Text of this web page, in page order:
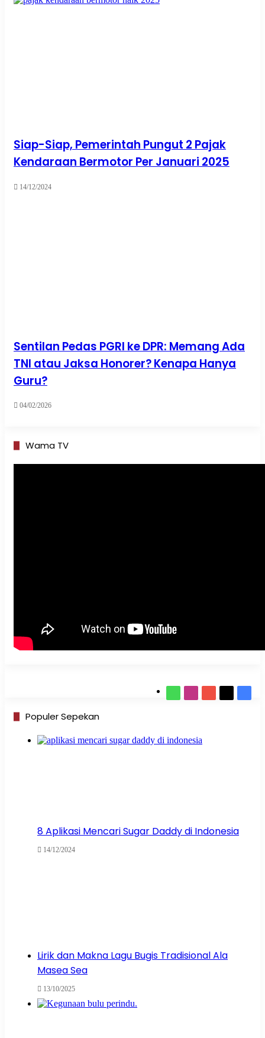
Siap-Siap, Pemerintah Pungut 2 Pajak
Kendaraan Bermotor Per Januari 2025
14/12/2024
Sentilan Pedas PGRI ke DPR: Memang Ada
TNI atau Jaksa Honorer? Kenapa Hanya
Guru?
04/02/2026
Wama TV
Populer Sepekan
8 Aplikasi Mencari Sugar Daddy di Indonesia
14/12/2024
Lirik dan Makna Lagu Bugis Tradisional Ala
Masea Sea
13/10/2025